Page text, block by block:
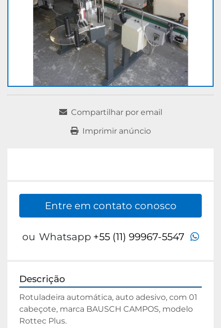
Compartilhar por email
Imprimir anúncio
Entre em contato conosco
ou Whatsapp +55 (11) 99967-5547
Descrição
Rotuladeira automática, auto adesivo, com 01
cabeçote, marca BAUSCH CAMPOS, modelo
Rottec Plus.